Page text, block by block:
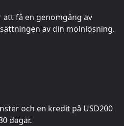
att få en genomgång av
av din molnlösning.
och en kredit på USD200
dagar.